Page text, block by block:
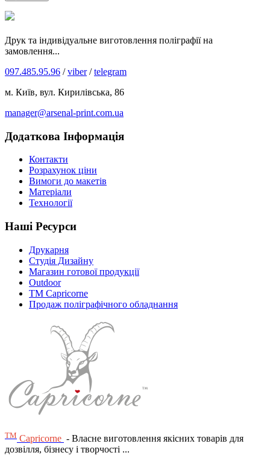
Друк та індивідуальне виготовлення поліграфії на
замовлення...
097.485.95.96 /viber/telegram
м. Київ, вул. Кирилівська, 86
manager@arsenal-print.com.ua
Додаткова Інформація
Контакти
Розрахунок ціни
Вимоги до макетів
Матеріали
Технології
Наші Ресурси
Друкарня
Студія Дизайну
Магазин готової продукції
Outdoor
TM Capricorne
Продаж поліграфічного обладнання
ТМ Capricorne - Власне виготовлення якісних товарів для
дозвілля, бізнесу і творчості ...